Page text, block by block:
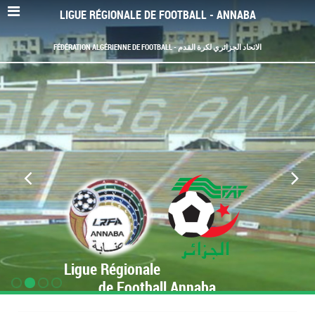
LIGUE RÉGIONALE DE FOOTBALL - ANNABA
FÉDÉRATION ALGÉRIENNE DE FOOTBALL - الاتحاد الجزائري لكرة القدم
Ligue Régionale
de Football Annaba